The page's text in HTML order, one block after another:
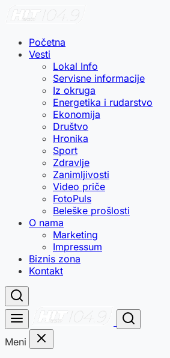
Početna
Vesti
Lokal Info
Servisne informacije
Iz okruga
Energetika i rudarstvo
Ekonomija
Društvo
Hronika
Sport
Zdravlje
Zanimljivosti
Video priče
FotoPuls
Beleške prošlosti
O nama
Marketing
Impressum
Biznis zona
Kontakt
Meni